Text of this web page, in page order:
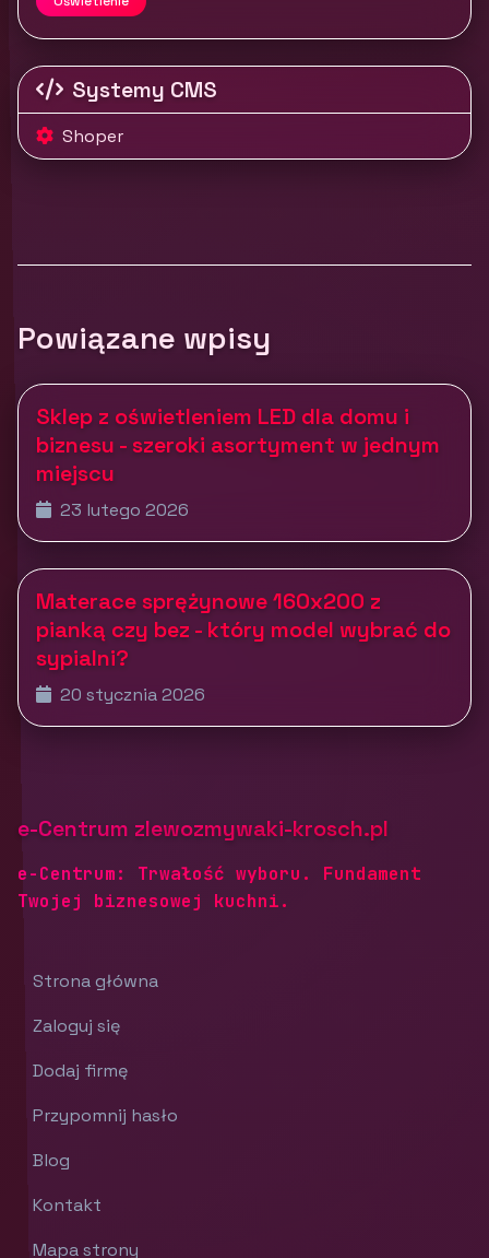
Systemy CMS
Shoper
Powiązane wpisy
Sklep z oświetleniem LED dla domu i
biznesu - szeroki asortyment w jednym
miejscu
23 lutego 2026
Materace sprężynowe 160x200 z
pianką czy bez - który model wybrać do
sypialni?
20 stycznia 2026
e-Centrum zlewozmywaki-krosch.pl
e-Centrum: Trwałość wyboru. Fundament
Twojej biznesowej kuchni.
Strona główna
Zaloguj się
Dodaj firmę
Przypomnij hasło
Blog
Kontakt
Mapa strony